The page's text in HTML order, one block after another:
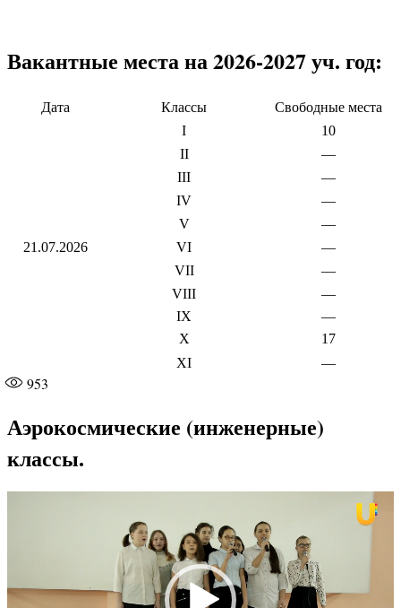
Вакантные места на 2026-2027 уч. год:
Дата Классы Свободные места
21.07.2026
I
10
II
—
III
—
IV
—
V
—
VI
—
VII
—
VIII
—
IX
—
X
17
XI
—
953
Аэрокосмические (инженерные)
классы.